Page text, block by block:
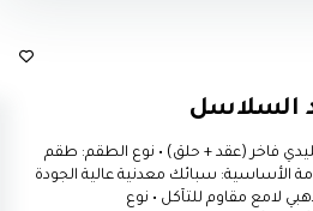
السلاسل
فاخر (عقد + حلق) • نوع الطقم: طقم
الأساسية: سبائك معدنية عالية الجودة
لامع مقاوم للتآكل • نوع